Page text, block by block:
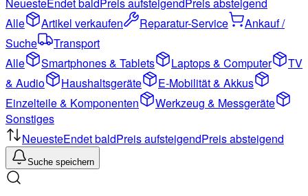
Alle
Artikel verkaufen Reparatur-Service
Ankauf /
Suche
Transport
Alle
Smartphones & Tablets Laptops & Computer
TV
& Audio
Haushaltsgeräte
E-Mobilität & Akkus
Einzelteile & Komponenten
Werkzeug & Messgeräte
Sonstiges
NeuesteEndet baldPreis aufsteigendPreis absteigend
Suche speichern